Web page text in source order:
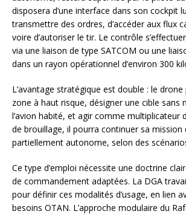
disposera d’une interface dans son cockpit
transmettre des ordres, d’accéder aux flux
voire d’autoriser le tir. Le contrôle
via une liaison de type SATCOM ou une
dans un rayon opérationnel d’environ 300
L’avantage stratégique est double : le
zone à haut risque, désigner une cible sans
l’avion habité, et agir comme multiplicateur
de brouillage, il pourra continuer sa mission
partiellement autonome, selon des
Ce type d’emploi nécessite une doctrine
de commandement adaptées. La DGA
pour définir ces modalités d’usage, en lien
besoins OTAN. L’approche modulaire du